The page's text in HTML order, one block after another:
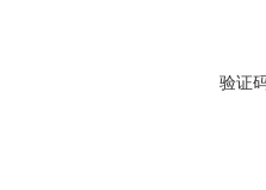
验证